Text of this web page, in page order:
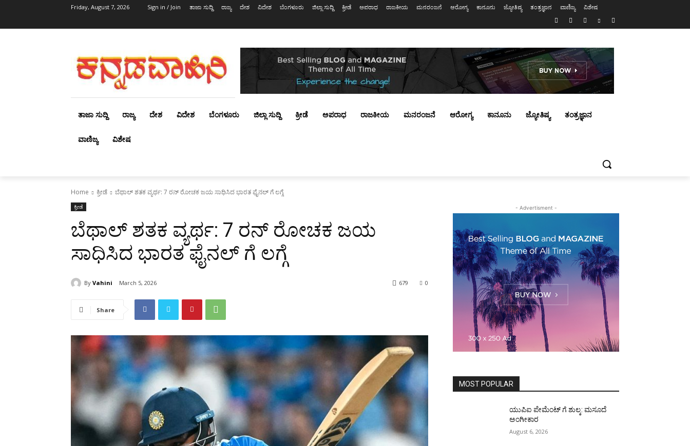
Friday, August 7, 2026 Sign in / Join ತಾಜಾ ಸುದ್ದಿ ರಾಜ್ಯ ದೇಶ ವಿದೇಶ ಬೆಂಗಳೂರು ಜಿಲ್ಲಾ ಸುದ್ದಿ ಕ್ರೀಡೆ ಅಪರಾಧ ರಾಜಕೀಯ ಮನರಂಜನೆ ಆರೋಗ್ಯ ಕಾನೂನು ಜ್ಯೋತಿಷ್ಯ ತಂತ್ರಜ್ಞಾನ ವಾಣಿಜ್ಯ ವಿಶೇಷ
ತಾಜಾ ಸುದ್ದಿ ರಾಜ್ಯ ದೇಶ ವಿದೇಶ ಬೆಂಗಳೂರು ಜಿಲ್ಲಾ ಸುದ್ದಿ ಕ್ರೀಡೆ ಅಪರಾಧ ರಾಜಕೀಯ ಮನರಂಜನೆ ಆರೋಗ್ಯ ಕಾನೂನು ಜ್ಯೋತಿಷ್ಯ ತಂತ್ರಜ್ಞಾನ
ವಾಣಿಜ್ಯ ವಿಶೇಷ
Home ಕ್ರೀಡೆ ಬೆಥಾಲ್ ಶತಕ ವ್ಯರ್ಥ: 7 ರನ್ ರೋಚಕ ಜಯ ಸಾಧಿಸಿದ ಭಾರತ ಫೈನಲ್ ಗೆ ಲಗ್ಗೆ
ಕ್ರೀಡೆ
ಬೆಥಾಲ್ ಶತಕ ವ್ಯರ್ಥ: 7 ರನ್ ರೋಚಕ ಜಯ
ಸಾಧಿಸಿದ ಭಾರತ ಫೈನಲ್ ಗೆ ಲಗ್ಗೆ
By Vahini March 5, 2026 0
679
Share
- Advertisment -
MOST POPULAR
ಯುಪಿಐ ಪೇಮೆಂಟ್ ಗೆ ಶುಲ್ಕ: ಮಸೂದೆ
ಅಂಗೀಕಾರ
August 6, 2026